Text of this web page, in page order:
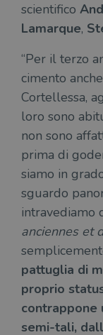
scientifico
Lamarque,
“Per il terzo
cimento
Cortellessa,
loro sono
non sono
prima di
siamo in
sguardo
intravediamo
anciennes et
pattuglia di
proprio
contrappone
semi-tali,